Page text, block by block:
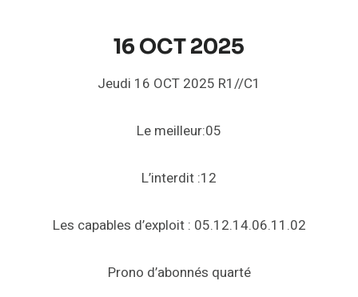
16 OCT 2025
Jeudi 16 OCT 2025 R1//C1
Le meilleur:05
L’interdit :12
Les capables d’exploit : 05.12.14.06.11.02
Prono d’abonnés quarté